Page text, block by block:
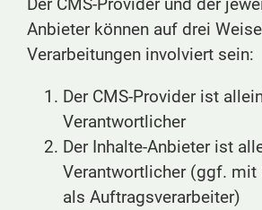
Anbieter können auf drei
Verarbeitungen involviert sein:
Der CMS-Provider ist
Verantwortlicher
Der Inhalte-Anbieter ist
Verantwortlicher (ggf. mit
als Auftragsverarbeiter)